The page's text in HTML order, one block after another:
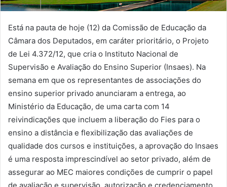
Está na pauta de hoje (12) da Comissão de Educação da
Câmara dos Deputados, em caráter prioritário, o Projeto
de Lei 4.372/12, que cria o Instituto Nacional de
Supervisão e Avaliação do Ensino Superior (Insaes). Na
semana em que os representantes de associações do
ensino superior privado anunciaram a entrega, ao
Ministério da Educação, de uma carta com 14
reivindicações que incluem a liberação do Fies para o
ensino a distância e flexibilização das avaliações de
qualidade dos cursos e instituições, a aprovação do Insaes
é uma resposta imprescindível ao setor privado, além de
assegurar ao MEC maiores condições de cumprir o papel